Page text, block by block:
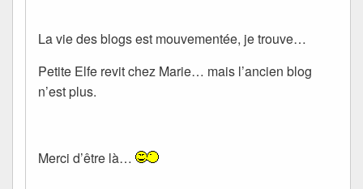
La vie des blogs est mouvementée, je trouve…
Petite Elfe revit chez Marie… mais l’ancien blog
n’est plus.
Merci d’être là…